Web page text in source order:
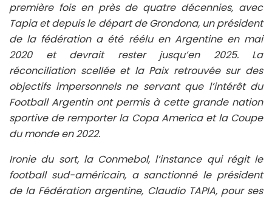
première fois en près de quatre décennies, avec
Tapia et depuis le départ de Grondona, un président
de la fédération a été réélu en Argentine en mai
2020 et devrait rester jusqu’en 2025. La
réconciliation scellée et la Paix retrouvée sur des
objectifs impersonnels ne servant que l’intérêt du
Football Argentin ont permis à cette grande nation
sportive de remporter la Copa America et la Coupe
du monde en 2022.
Ironie du sort, la Conmebol, l’instance qui régit le
football sud-américain, a sanctionné le président
de la Fédération argentine, Claudio TAPIA, pour ses